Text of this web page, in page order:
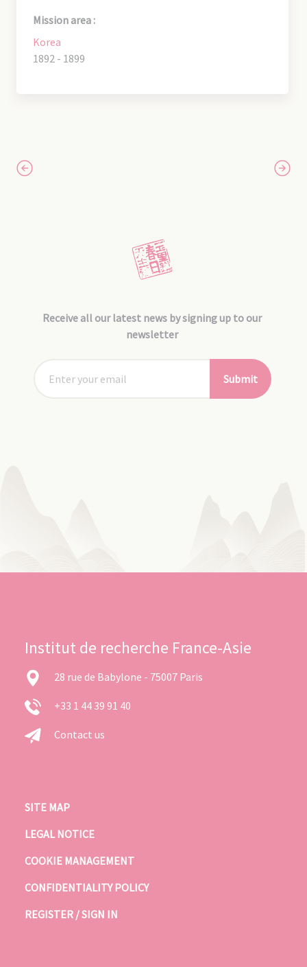
Mission area :
Korea
1892 - 1899
Receive all our latest news by signing up to our
newsletter
Submit
Institut de recherche France-Asie
28 rue de Babylone - 75007 Paris
+33 1 44 39 91 40
Contact us
SITE MAP
LEGAL NOTICE
COOKIE MANAGEMENT
CONFIDENTIALITY POLICY
REGISTER / SIGN IN